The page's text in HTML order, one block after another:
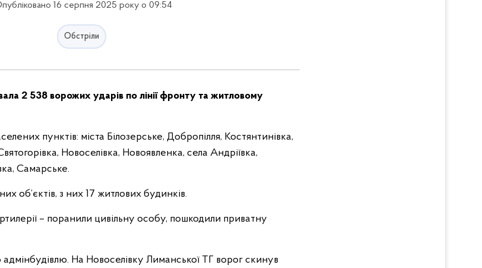
16 серпня 2025 року о 09:54
Обстріли
2 538 ворожих ударів по лінії фронту та житловому
пунктів: міста Білозерське, Добропілля, Костянтинівка,
Новоселівка, Новоявленка, села Андріївка,
Самарське.
об’єктів, з них 17 житлових будинків.
– поранили цивільну особу, пошкодили приватну
На Новоселівку Лиманської ТГ ворог скинув